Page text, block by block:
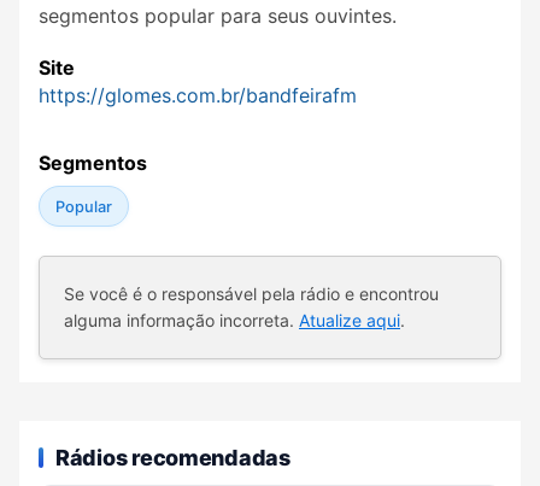
segmentos popular para seus ouvintes.
Site
https://glomes.com.br/bandfeirafm
Segmentos
Popular
Se você é o responsável pela rádio e encontrou
alguma informação incorreta. Atualize aqui.
Rádios recomendadas